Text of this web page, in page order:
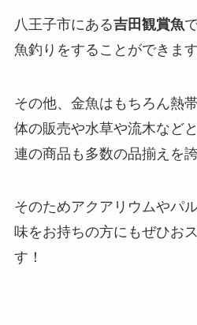
八王子市にある吉田観賞魚
魚釣りをすることができます
その他、金魚はもちろん熱
体の販売や水草や流木など
連の商品も多数の品揃えを誇
そのためアクアリウムやパ
味をお持ちの方にもぜひお
す！